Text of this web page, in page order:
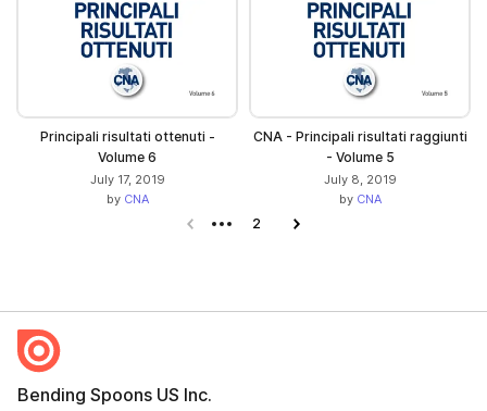
Principali risultati ottenuti -
Volume 6
July 17, 2019
by CNA
CNA - Principali risultati raggiunti
- Volume 5
July 8, 2019
by CNA
Previous page
2 Next page
Bending Spoons US Inc.